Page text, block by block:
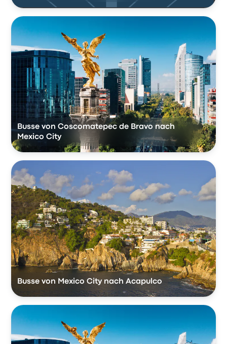
Busse von Coscomatepec de Bravo nach
Mexico City
Busse von Mexico City nach Acapulco